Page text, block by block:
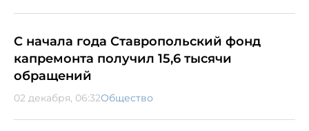
С начала года Ставропольский фонд
капремонта получил 15,6 тысячи
обращений
02 декабря, 06:32Общество